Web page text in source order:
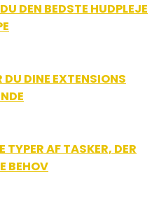
DEN BEDSTE HUDPLEJE
DU DINE EXTENSIONS
TYPER AF TASKER, DER
BEHOV